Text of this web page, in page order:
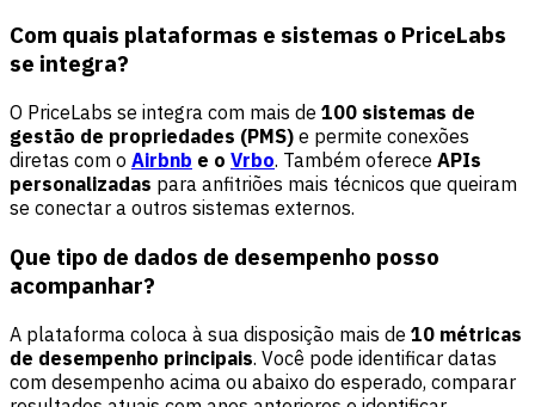
Com quais plataformas e sistemas o PriceLabs
se integra?
O PriceLabs se integra com mais de 100 sistemas de
gestão de propriedades (PMS) e permite conexões
diretas com o Airbnb e o Vrbo. Também oferece APIs
personalizadas para anfitriões mais técnicos que queiram
se conectar a outros sistemas externos.
Que tipo de dados de desempenho posso
acompanhar?
A plataforma coloca à sua disposição mais de 10 métricas
de desempenho principais. Você pode identificar datas
com desempenho acima ou abaixo do esperado, comparar